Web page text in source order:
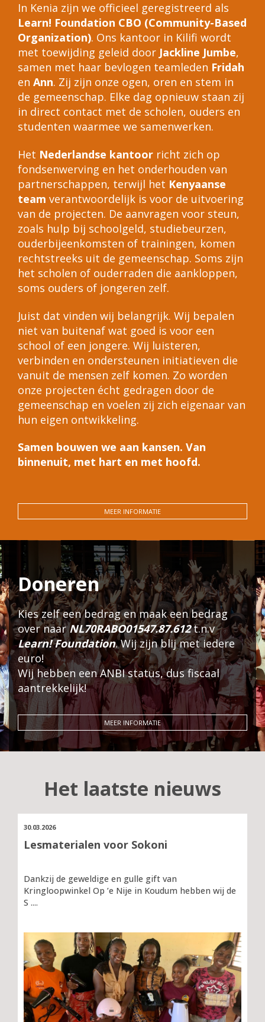
In Kenia zijn we officieel geregistreerd als
Learn! Foundation CBO (Community-Based
Organization). Ons kantoor in Kilifi wordt
met toewijding geleid door Jackline Jumbe,
samen met haar bevlogen teamleden Fridah
en Ann. Zij zijn onze ogen, oren en stem in
de gemeenschap. Elke dag opnieuw staan zij
in direct contact met de scholen, ouders en
studenten waarmee we samenwerken.
Het Nederlandse kantoor richt zich op
fondsenwerving en het onderhouden van
partnerschappen, terwijl het Kenyaanse
team verantwoordelijk is voor de uitvoering
van de projecten. De aanvragen voor steun,
zoals hulp bij schoolgeld, studiebeurzen,
ouderbijeenkomsten of trainingen, komen
rechtstreeks uit de gemeenschap. Soms zijn
het scholen of ouderraden die aankloppen,
soms ouders of jongeren zelf.
Juist dat vinden wij belangrijk. Wij bepalen
niet van buitenaf wat goed is voor een
school of een jongere. Wij luisteren,
verbinden en ondersteunen initiatieven die
vanuit de mensen zelf komen. Zo worden
onze projecten écht gedragen door de
gemeenschap en voelen zij zich eigenaar van
hun eigen ontwikkeling.
Samen bouwen we aan kansen. Van
binnenuit, met hart en met hoofd.
MEER INFORMATIE
Doneren
Kies zelf een bedrag en maak een bedrag
over naarNL70RABO01547.87.612t.n.v
Learn! Foundation. Wij zijn blij met iedere
euro!
Wij hebben een ANBI status, dus fiscaal
aantrekkelijk!
MEER INFORMATIE
Het laatste nieuws
30.03.2026
Lesmaterialen voor Sokoni
Dankzij de geweldige en gulle gift van
Kringloopwinkel Op ’e Nije in Koudum hebben wij de
S ....